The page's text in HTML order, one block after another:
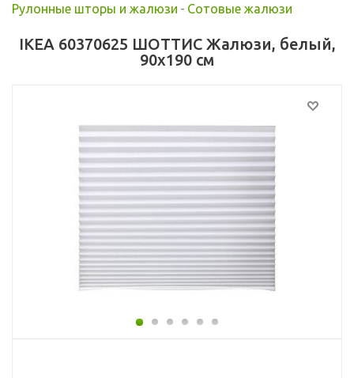
Рулонные шторы и жалюзи - Сотовые жалюзи
IKEA 60370625 ШОТТИС Жалюзи, белый,
90x190 см